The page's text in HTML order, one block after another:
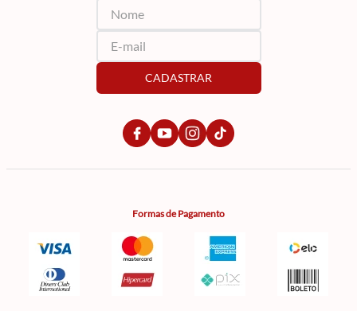
CADASTRAR
Formas de Pagamento